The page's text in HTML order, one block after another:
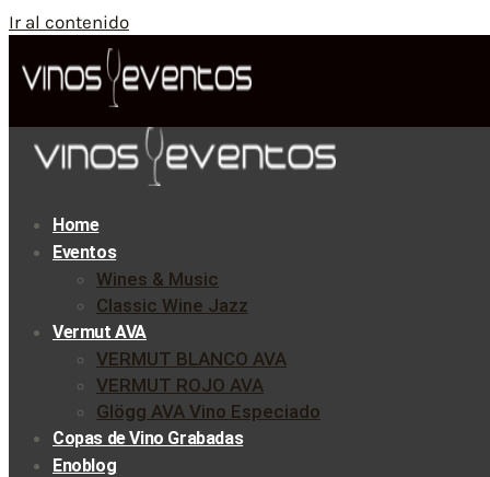
Ir al contenido
Home
Eventos
Wines & Music
Classic Wine Jazz
Vermut AVA
VERMUT BLANCO AVA
VERMUT ROJO AVA
Glögg AVA Vino Especiado
Copas de Vino Grabadas
Enoblog